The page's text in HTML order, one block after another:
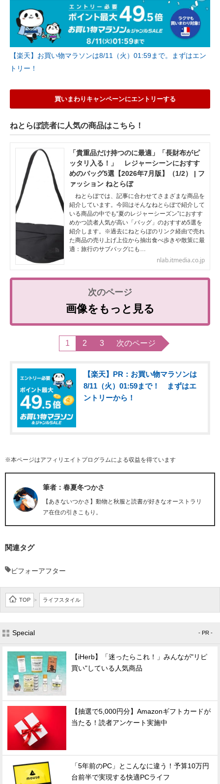
【楽天】お買い物マラソンは8/11（火）01:59まで。まずはエン
トリー！
買いまわりキャンペーンにエントリーする
ねとらぼ読者に人気の商品はこちら！
「貴重品だけ持つのに最適」「長財布がピ
ッタリ入る！」 レジャーシーンにおすす
めのバッグ5選【2026年7月版】（1/2） | フ
ァッション ねとらぼ
ねとらぼでは、記事に合わせてさまざまな商品を
紹介しています。今回はそんなねとらぼで紹介して
いる商品の中でも“夏のレジャーシーズン”におすす
めかつ読者人気が高い「バッグ」のおすすめ5選を
紹介します。※過去にねとらぼのリンク経由で売れ
た商品の売り上げ上位から抽出食べ歩きや散策に最
適：旅行のサブバッグにも…
nlab.itmedia.co.jp
画像をもっと見る
1 2 3 次のページ
【楽天】PR：お買い物マラソンは
8/11（火）01:59まで！ まずはエ
ントリーから！
※本ページはアフィリエイトプログラムによる収益を得ています
筆者：春夏冬つかさ
【あきないつかさ】動物と秋服と読書が好きなオーストラリ
ア在住の引きこもり。
関連タグ
ビフォーアフター
TOP > ライフスタイル
Special - PR -
【iHerb】「迷ったらこれ！」みんなが"リピ
買い"している人気商品
【抽選で5,000円分】Amazonギフトカードが
当たる！読者アンケート実施中
「5年前のPC」とこんなに違う！予算10万円
台前半で実現する快適PCライフ